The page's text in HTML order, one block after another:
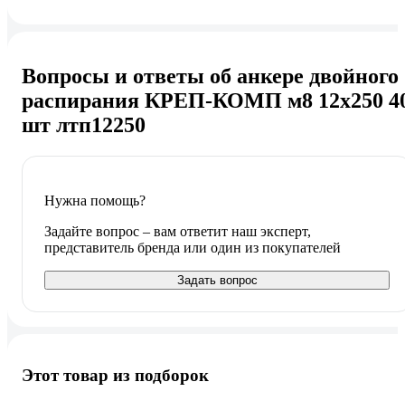
Вопросы и ответы об анкере двойного
распирания КРЕП-КОМП м8 12х250
шт лтп12250
Нужна помощь?
Задайте вопрос – вам ответит наш эксперт,
представитель бренда или один из покупателей
Задать вопрос
Этот товар из подборок